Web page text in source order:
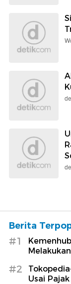
Berita
#1
#2
Usai